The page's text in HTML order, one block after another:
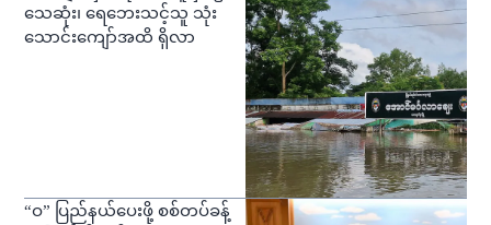
သေဆုံး၊ ရေဘေးသင့်သူ သုံး
သောင်းကျော်အထိ ရှိလာ
“ဝ” ပြည်နယ်ပေးဖို့ စစ်တပ်ခန့်